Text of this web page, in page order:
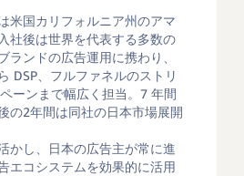
米国カリフォルニア州のアマ
社後は世界を代表する多数の
ランドの広告運用に携わり、
DSP、フルファネルのストリ
ーンまで幅広く担当。7 年間
の2年間は同社の日本市場展開
かし、日本の広告主が常に進
エコシステムを効果的に活用